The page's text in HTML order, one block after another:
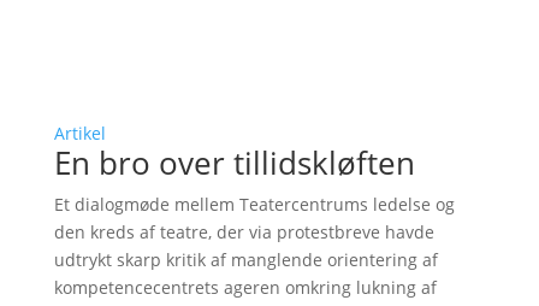
Artikel
En bro over tillidskløften
Et dialogmøde mellem Teatercentrums ledelse og
den kreds af teatre, der via protestbreve havde
udtrykt skarp kritik af manglende orientering af
kompetencecentrets ageren omkring lukning af